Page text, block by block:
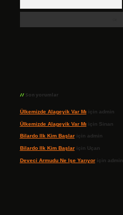
Son yorumlar
Ülkemizde Alageyik Var Mı için admin
Ülkemizde Alageyik Var Mı için Sinan
Bilardo Ilk Kim Başlariçin admin
Bilardo Ilk Kim Başlariçin Uçan
Deveci Armudu Ne Işe Yarıyoriçin admin